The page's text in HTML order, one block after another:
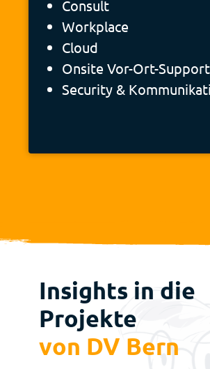
Consult
Workplace
Cloud
Onsite Vor-Ort-Support
Security &
Insights in die
Projekte
von DV Bern